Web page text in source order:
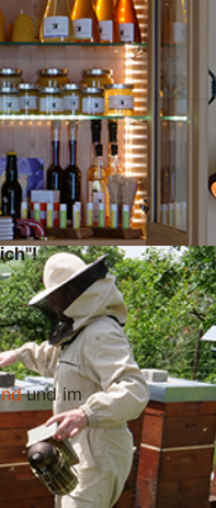
!
und im